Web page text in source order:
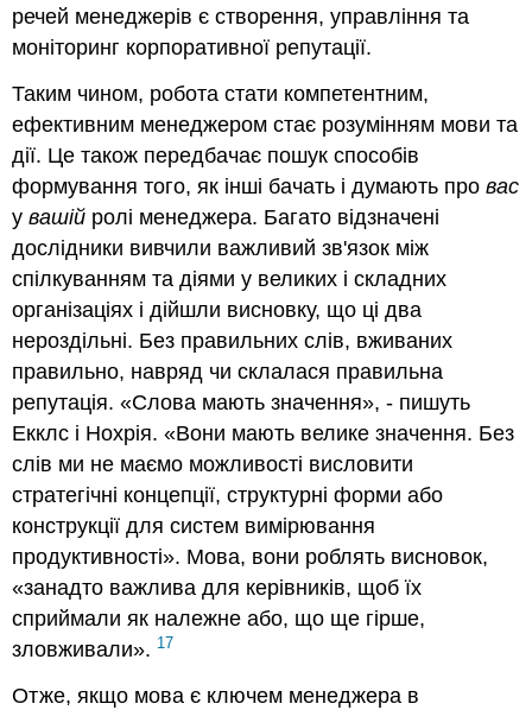
речей менеджерів є створення, управління та
моніторинг корпоративної репутації.
Таким чином, робота стати компетентним,
ефективним менеджером стає розумінням мови та
дії. Це також передбачає пошук способів
формування того, як інші бачать і думають провас
увашій ролі менеджера. Багато відзначені
дослідники вивчили важливий зв'язок між
спілкуванням та діями у великих і складних
організаціях і дійшли висновку, що ці два
нероздільні. Без правильних слів, вживаних
правильно, навряд чи склалася правильна
репутація. «Слова мають значення», - пишуть
Екклс і Нохрія. «Вони мають велике значення. Без
слів ми не маємо можливості висловити
стратегічні концепції, структурні форми або
конструкції для систем вимірювання
продуктивності». Мова, вони роблять висновок,
«занадто важлива для керівників, щоб їх
сприймали як належне або, що ще гірше,
зловживали». 17
Отже, якщо мова є ключем менеджера в